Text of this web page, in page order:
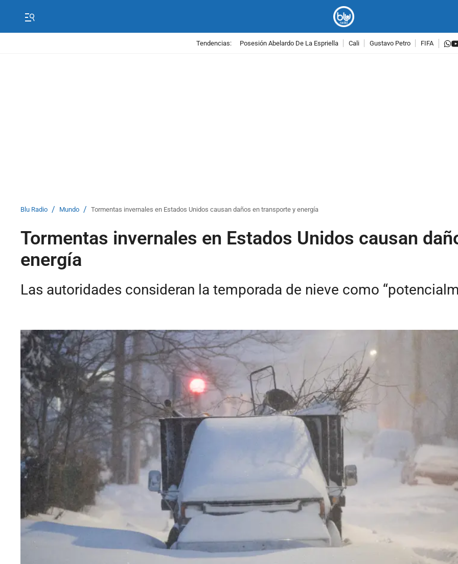
Tendencias: Posesión Abelardo De La Espriella Cali Gustavo Petro FIFA
Blu Radio / Mundo / Tormentas invernales en Estados Unidos causan daños en transporte y energía
Tormentas invernales en Estados Unidos causan
energía
Las autoridades consideran la temporada de nieve como